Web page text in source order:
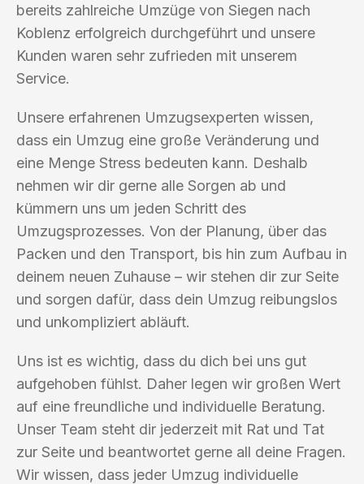
bereits zahlreiche Umzüge von Siegen nach
Koblenz erfolgreich durchgeführt und unsere
Kunden waren sehr zufrieden mit unserem
Service.
Unsere erfahrenen Umzugsexperten wissen,
dass ein Umzug eine große Veränderung und
eine Menge Stress bedeuten kann. Deshalb
nehmen wir dir gerne alle Sorgen ab und
kümmern uns um jeden Schritt des
Umzugsprozesses. Von der Planung, über das
Packen und den Transport, bis hin zum Aufbau in
deinem neuen Zuhause – wir stehen dir zur Seite
und sorgen dafür, dass dein Umzug reibungslos
und unkompliziert abläuft.
Uns ist es wichtig, dass du dich bei uns gut
aufgehoben fühlst. Daher legen wir großen Wert
auf eine freundliche und individuelle Beratung.
Unser Team steht dir jederzeit mit Rat und Tat
zur Seite und beantwortet gerne all deine Fragen.
Wir wissen, dass jeder Umzug individuelle